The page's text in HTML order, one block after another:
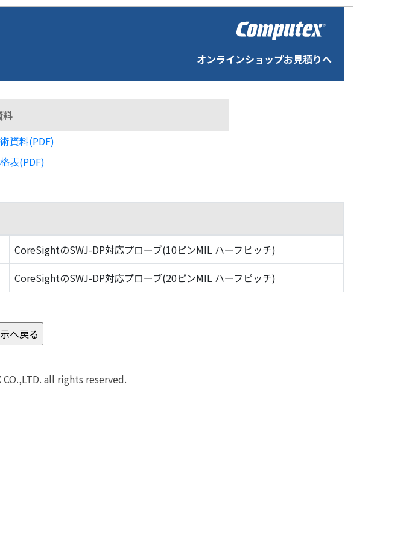
オンラインショップお見積りへ
料
資料(PDF)
表(PDF)
CoreSightのSWJ-DP対応プローブ(10ピンMIL ハーフピッチ)
CoreSightのSWJ-DP対応プローブ(20ピンMIL ハーフピッチ)
all rights reserved.